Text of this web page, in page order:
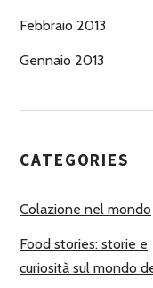
Febbraio 2013
Gennaio 2013
CATEGORIES
Colazione nel mondo
Food stories: storie e
curiosità sul mondo